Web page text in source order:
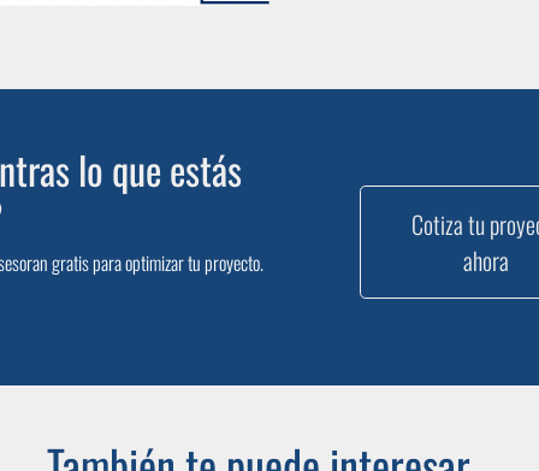
lo que estás
gratis para optimizar tu proyecto.
Cotiza tu
ahora